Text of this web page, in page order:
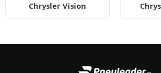
Chrysler Vision